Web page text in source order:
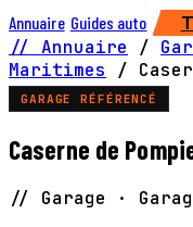
Annuaire Guides auto
// Annuaire /
Maritimes
/
GARAGE RÉFÉRENCÉ
Caserne de
// Garage ·